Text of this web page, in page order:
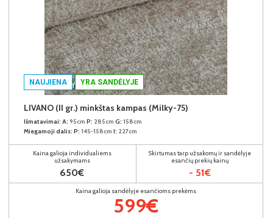
NAUJIENA YRA SANDĖLYJE
LIVANO (II gr.) minkštas kampas (Milky-75)
Išmatavimai: A: 95cm P: 285cm G: 158cm
Miegamoji dalis: P: 145-158cm I: 227cm
Kaina galioja individualiems
užsakymams
650€
Skirtumas tarp užsakomų ir sandėlyje
esančių prekių kainų
- 51€
Kaina galioja sandėlyje esančioms prekėms
599€